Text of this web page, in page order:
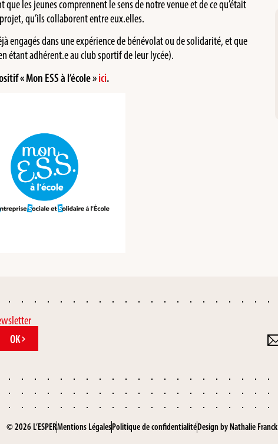
les jeunes comprennent le sens de notre venue et de ce qu’était
qu’ils collaborent entre eux.elles.
engagés dans une expérience de bénévolat ou de solidarité, et que
étant adhérent.e au club sportif de leur lycée).
« Mon ESS à l’école »ici.
OK
© 2026 L’ESPERMentions LégalesPolitique de confidentialitéDesign by Nathalie Franck